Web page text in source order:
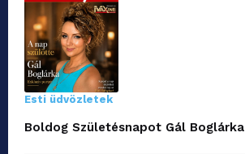
Esti üdvözletek
Boldog Születésnapot Gál Boglárka